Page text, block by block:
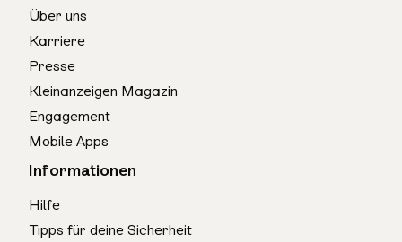
Über uns
Karriere
Presse
Kleinanzeigen Magazin
Engagement
Mobile Apps
Informationen
Hilfe
Tipps für deine Sicherheit